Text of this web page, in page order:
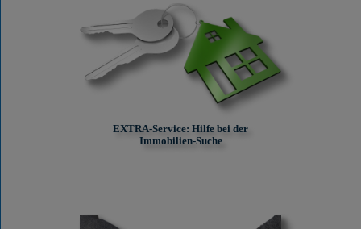
EXTRA-Service: Hilfe bei der
Immobilien-Suche